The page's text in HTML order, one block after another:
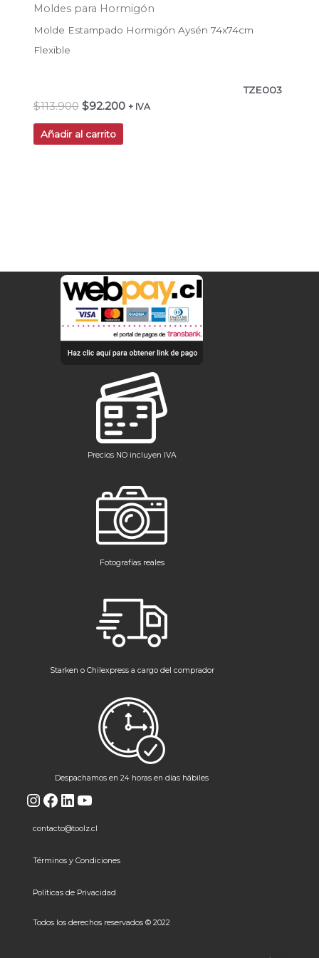
Moldes para Hormigón
Molde Estampado Hormigón Aysén 74x74cm
Flexible
TZE003
$113.900 $92.200 + IVA
Añadir al carrito
Precios NO incluyen IVA
Fotografías reales
Starken o Chilexpress a cargo del comprador
Despachamos en 24 horas en días hábiles
Instagram
Facebook
LinkedIn
YouTube
contacto@toolz.cl
Términos y Condiciones
Políticas de Privacidad
Todos los derechos reservados © 2022